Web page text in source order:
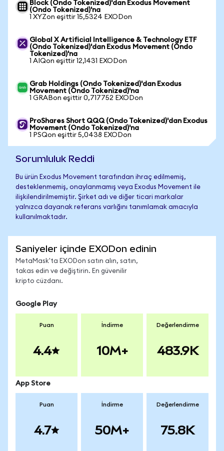
Block (Ondo Tokenized)'dan Exodus Movement
(Ondo Tokenized)'na
1 XYZon eşittir 15,5324 EXODon
Global X Artificial Intelligence & Technology ETF
(Ondo Tokenized)'dan Exodus Movement (Ondo
Tokenized)'na
1 AIQon eşittir 12,1431 EXODon
Grab Holdings (Ondo Tokenized)'dan Exodus
Movement (Ondo Tokenized)'na
1 GRABon eşittir 0,717752 EXODon
ProShares Short QQQ (Ondo Tokenized)'dan Exodus
Movement (Ondo Tokenized)'na
1 PSQon eşittir 5,0438 EXODon
Sorumluluk Reddi
Bu ürün Exodus Movement tarafından ihraç edilmemiş,
desteklenmemiş, onaylanmamış veya Exodus Movement ile
ilişkilendirilmemiştir. Şirket adı ve diğer ticari markalar
yalnızca dayanak referans varlığını tanımlamak amacıyla
kullanılmaktadır.
Saniyeler içinde EXODon edinin
MetaMask'ta EXODon satın alın, satın,
takas edin ve değiştirin. En güvenilir
kripto cüzdanı.
Google Play
Puan
4.4
İndirme
10M+
Değerlendirme
483.9K
App Store
Puan
4.7
İndirme
50M+
Değerlendirme
75.8K